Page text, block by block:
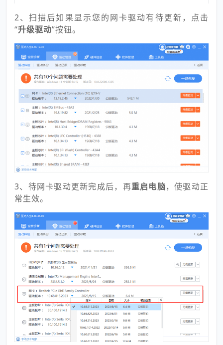
2、扫描后如果显示您的网卡驱动有待更新，点击
“升级驱动”按钮。
3、待网卡驱动更新完成后，再重启电脑，使驱动正
常生效。